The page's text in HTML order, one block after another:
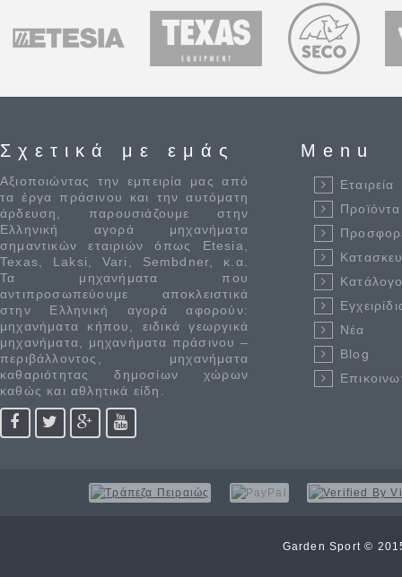
Σχετικά με εμάς
Αξιοποιώντας την εμπειρία μας από
τα έργα πράσινου και την αυτόματη
άρδευση, παρουσιάζουμε στην
Ελληνική αγορά μηχανήματα
σημαντικών εταιριών όπως Etesia,
Texas, Laksi, Vari, Sembdner, κ.α.
Τα μηχανήματα που
αντιπροσωπεύουμε αποκλειστικά
στην Ελληνική αγορά αφορούν:
μηχανήματα κήπου, ειδικά γεωργικά
μηχανήματα, μηχανήματα πράσινου –
περιβάλλοντος, μηχανήματα
καθαριότητας δημοσίων χώρων
καθώς και αθλητικά είδη.
Menu
Εταιρεία
Προϊόντα
Νέα
Blog
Garden Sport ©